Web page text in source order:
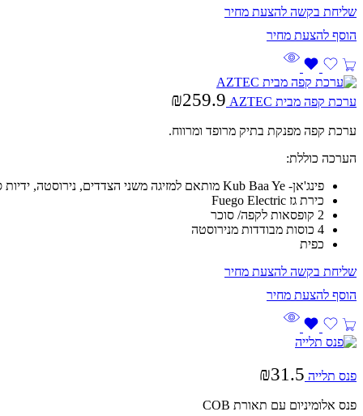
שליחת בקשה להצעת מחיר
ערכת קפה מבית AZTEC ₪259.9
ערכת קפה מפנקת בתיק מרופד ומרווח.
הערכה כוללת:
פינג'אן- Kub Baa Ye מותאם למזיגה משני הצדדים, נירוסטה, ידיות סיליקון מתקפלות, בסיס שקוע מיועד לניצול הבערה
כירת גז Fuego Electric
2 קופסאות לקפה/ סוכר
4 כוסות מבודדות מנירוסטה
כפית
שליחת בקשה להצעת מחיר
פנס תלייה ₪31.5
פנס אלומיניום עם תאורת COB